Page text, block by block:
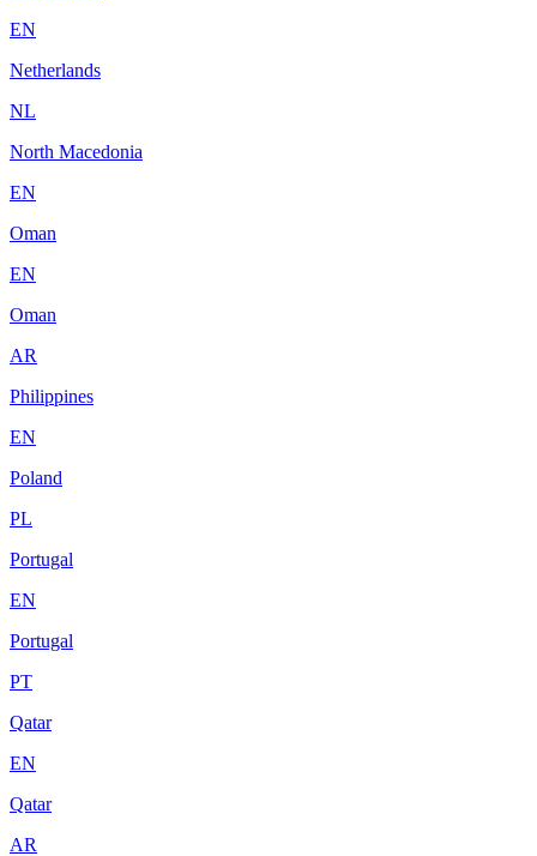
EN
Netherlands
NL
North Macedonia
EN
Oman
EN
Oman
AR
Philippines
EN
Poland
PL
Portugal
EN
Portugal
PT
Qatar
EN
Qatar
AR